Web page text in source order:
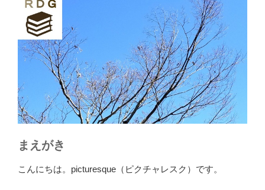
まえがき
こんにちは。picturesque（ピクチャレスク）です。